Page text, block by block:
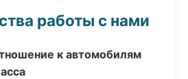
работы с нами
к автомобилям